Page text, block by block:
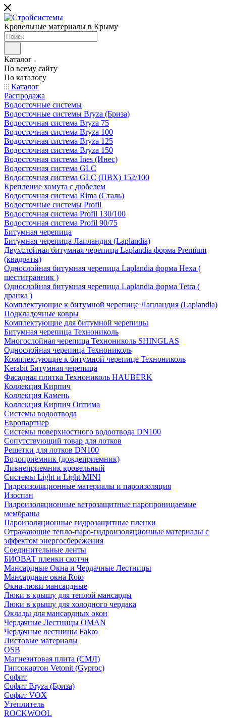
Кровельные материалы в Крыму
Каталог
По всему сайту
По каталогу
Каталог
Распродажа
Водосточные системы
Водосточные системы Bryza (Бриза)
Водосточная система Bryza 75
Водосточная система Bryza 100
Водосточная система Bryza 125
Водосточная система Bryza 150
Водосточная система Ines (Инес)
Водосточная система GLC
Водосточная система GLC (ПВХ) 152/100
Крепление хомута с дюбелем
Водосточная система Rima (Сталь)
Водосточные системы Profil
Водосточная система Profil 130/100
Водосточная система Profil 90/75
Битумная черепица
Битумная черепица Лапландия (Laplandia)
Двухслойная битумная черепица Laplandia форма Premium
(квадраты)
Однослойная битумная черепица Laplandia форма Hexa (
шестигранник )
Однослойная битумная черепица Laplandia форма Tetra (
дранка )
Комплектующие к битумной черепице Лапландия (Laplandia)
Подкладочные ковры
Комплектующие для битумной черепицы
Битумная черепица Технониколь
Многослойная черепица Технониколь SHINGLAS
Однослойная черепица Технониколь
Комплектующие к битумной черепице Технониколь
Kerabit Битумная черепица
Фасадная плитка Технониколь HAUBERK
Кол​лекция Кирпич
Кол​лекция Камень
Коллекция Кирпич Оптима
Системы водоотвода
Европартнер
Системы поверхностного водоотвода DN100
Сопутствующий товар для лотков
Решетки для лотков DN100
Водоприемник (дождеприемник)
Ливнеприемник кровельный
Системы Light и Light MINI
Гидроизоляционные материалы и пароизоляция
Изоспан
Гидроизоляционные ветрозащитные паропроницаемые
мембраны
Пароизоляционные гидрозащитные пленки
Отражающие тепло-паро-гидроизоляционные материалы с
эффектом энергосбережения
Соединительные ленты
БИОВАТ пленки скотчи
Мансардные Окна и Чердачные Лестницы
Мансардные окна Roto
Окна-люки мансардные
Люки в крышу для теплой мансарды
Люки в крышу для холодного чердака
Оклады для мансардных окон
Чердачные Лестницы OMAN
Чердачные лестницы Fakro
Листовые материалы
OSB
Магнезитовая плита (СМЛ)
Гипсокартон Vetonit (Gyproc)
Софит
Софит Bryza (Бриза)
Софит VOX
Утеплитель
ROCKWOOL